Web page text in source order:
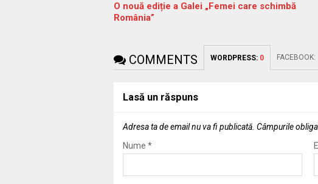
O nouă ediție a Galei „Femei care schimbă
România”
COMMENTS WORDPRESS: 0 FACEBOOK:
Lasă un răspuns
Adresa ta de email nu va fi publicată. Câmpurile
Nume *